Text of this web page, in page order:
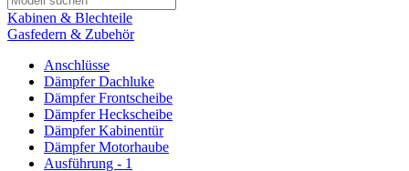
Kabinen & Blechteile
Gasfedern & Zubehör
Anschlüsse
Dämpfer Dachluke
Dämpfer Frontscheibe
Dämpfer Heckscheibe
Dämpfer Kabinentür
Dämpfer Motorhaube
Ausführung - 1